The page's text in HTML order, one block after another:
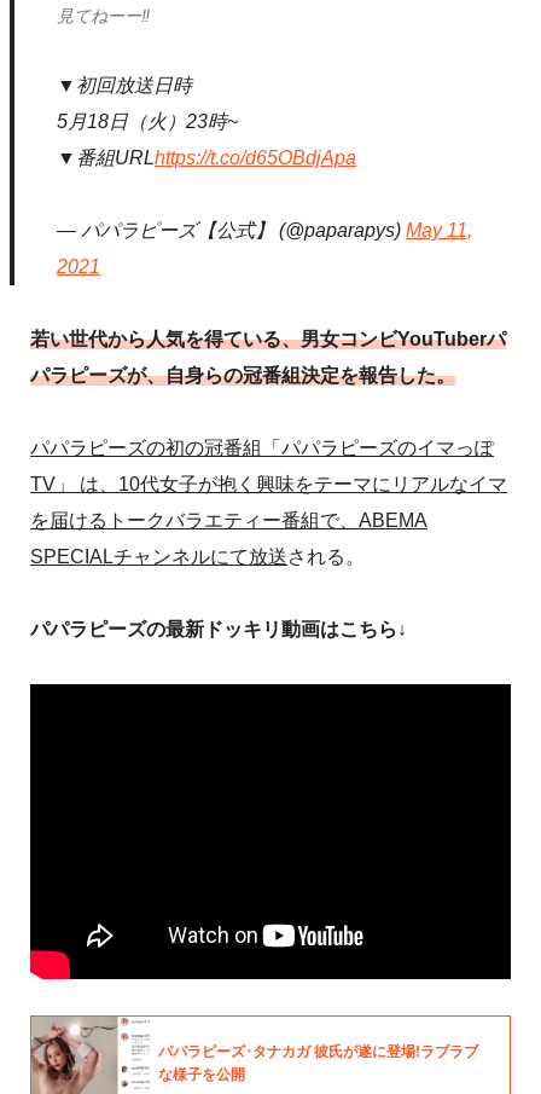
見てねーー‼️
▼初回放送日時
5月18日（火）23時~
▼番組URLhttps://t.co/d65OBdjApa
— パパラピーズ【公式】 (@paparapys)May 11,
2021
若い世代から人気を得ている、男女コンビYouTuberパ
パラピーズが、自身らの冠番組決定を報告した。
パパラピーズの初の冠番組「パパラピーズのイマっぽ
TV」 は、10代女子が抱く興味をテーマにリアルなイマ
を届けるトークバラエティー番組で、ABEMA
SPECIALチャンネルにて放送される。
パパラピーズの最新ドッキリ動画はこちら↓